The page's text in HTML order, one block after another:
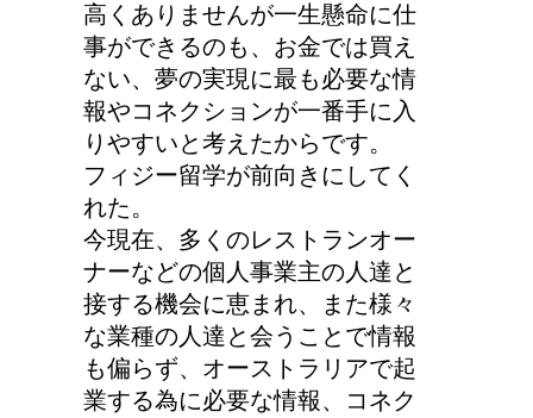
高くありませんが一生懸命に仕
事ができるのも、お金では買え
ない、夢の実現に最も必要な情
報やコネクションが一番手に入
りやすいと考えたからです。
フィジー留学が前向きにしてく
れた。
今現在、多くのレストランオー
ナーなどの個人事業主の人達と
接する機会に恵まれ、また様々
な業種の人達と会うことで情報
も偏らず、オーストラリアで起
業する為に必要な情報、コネク